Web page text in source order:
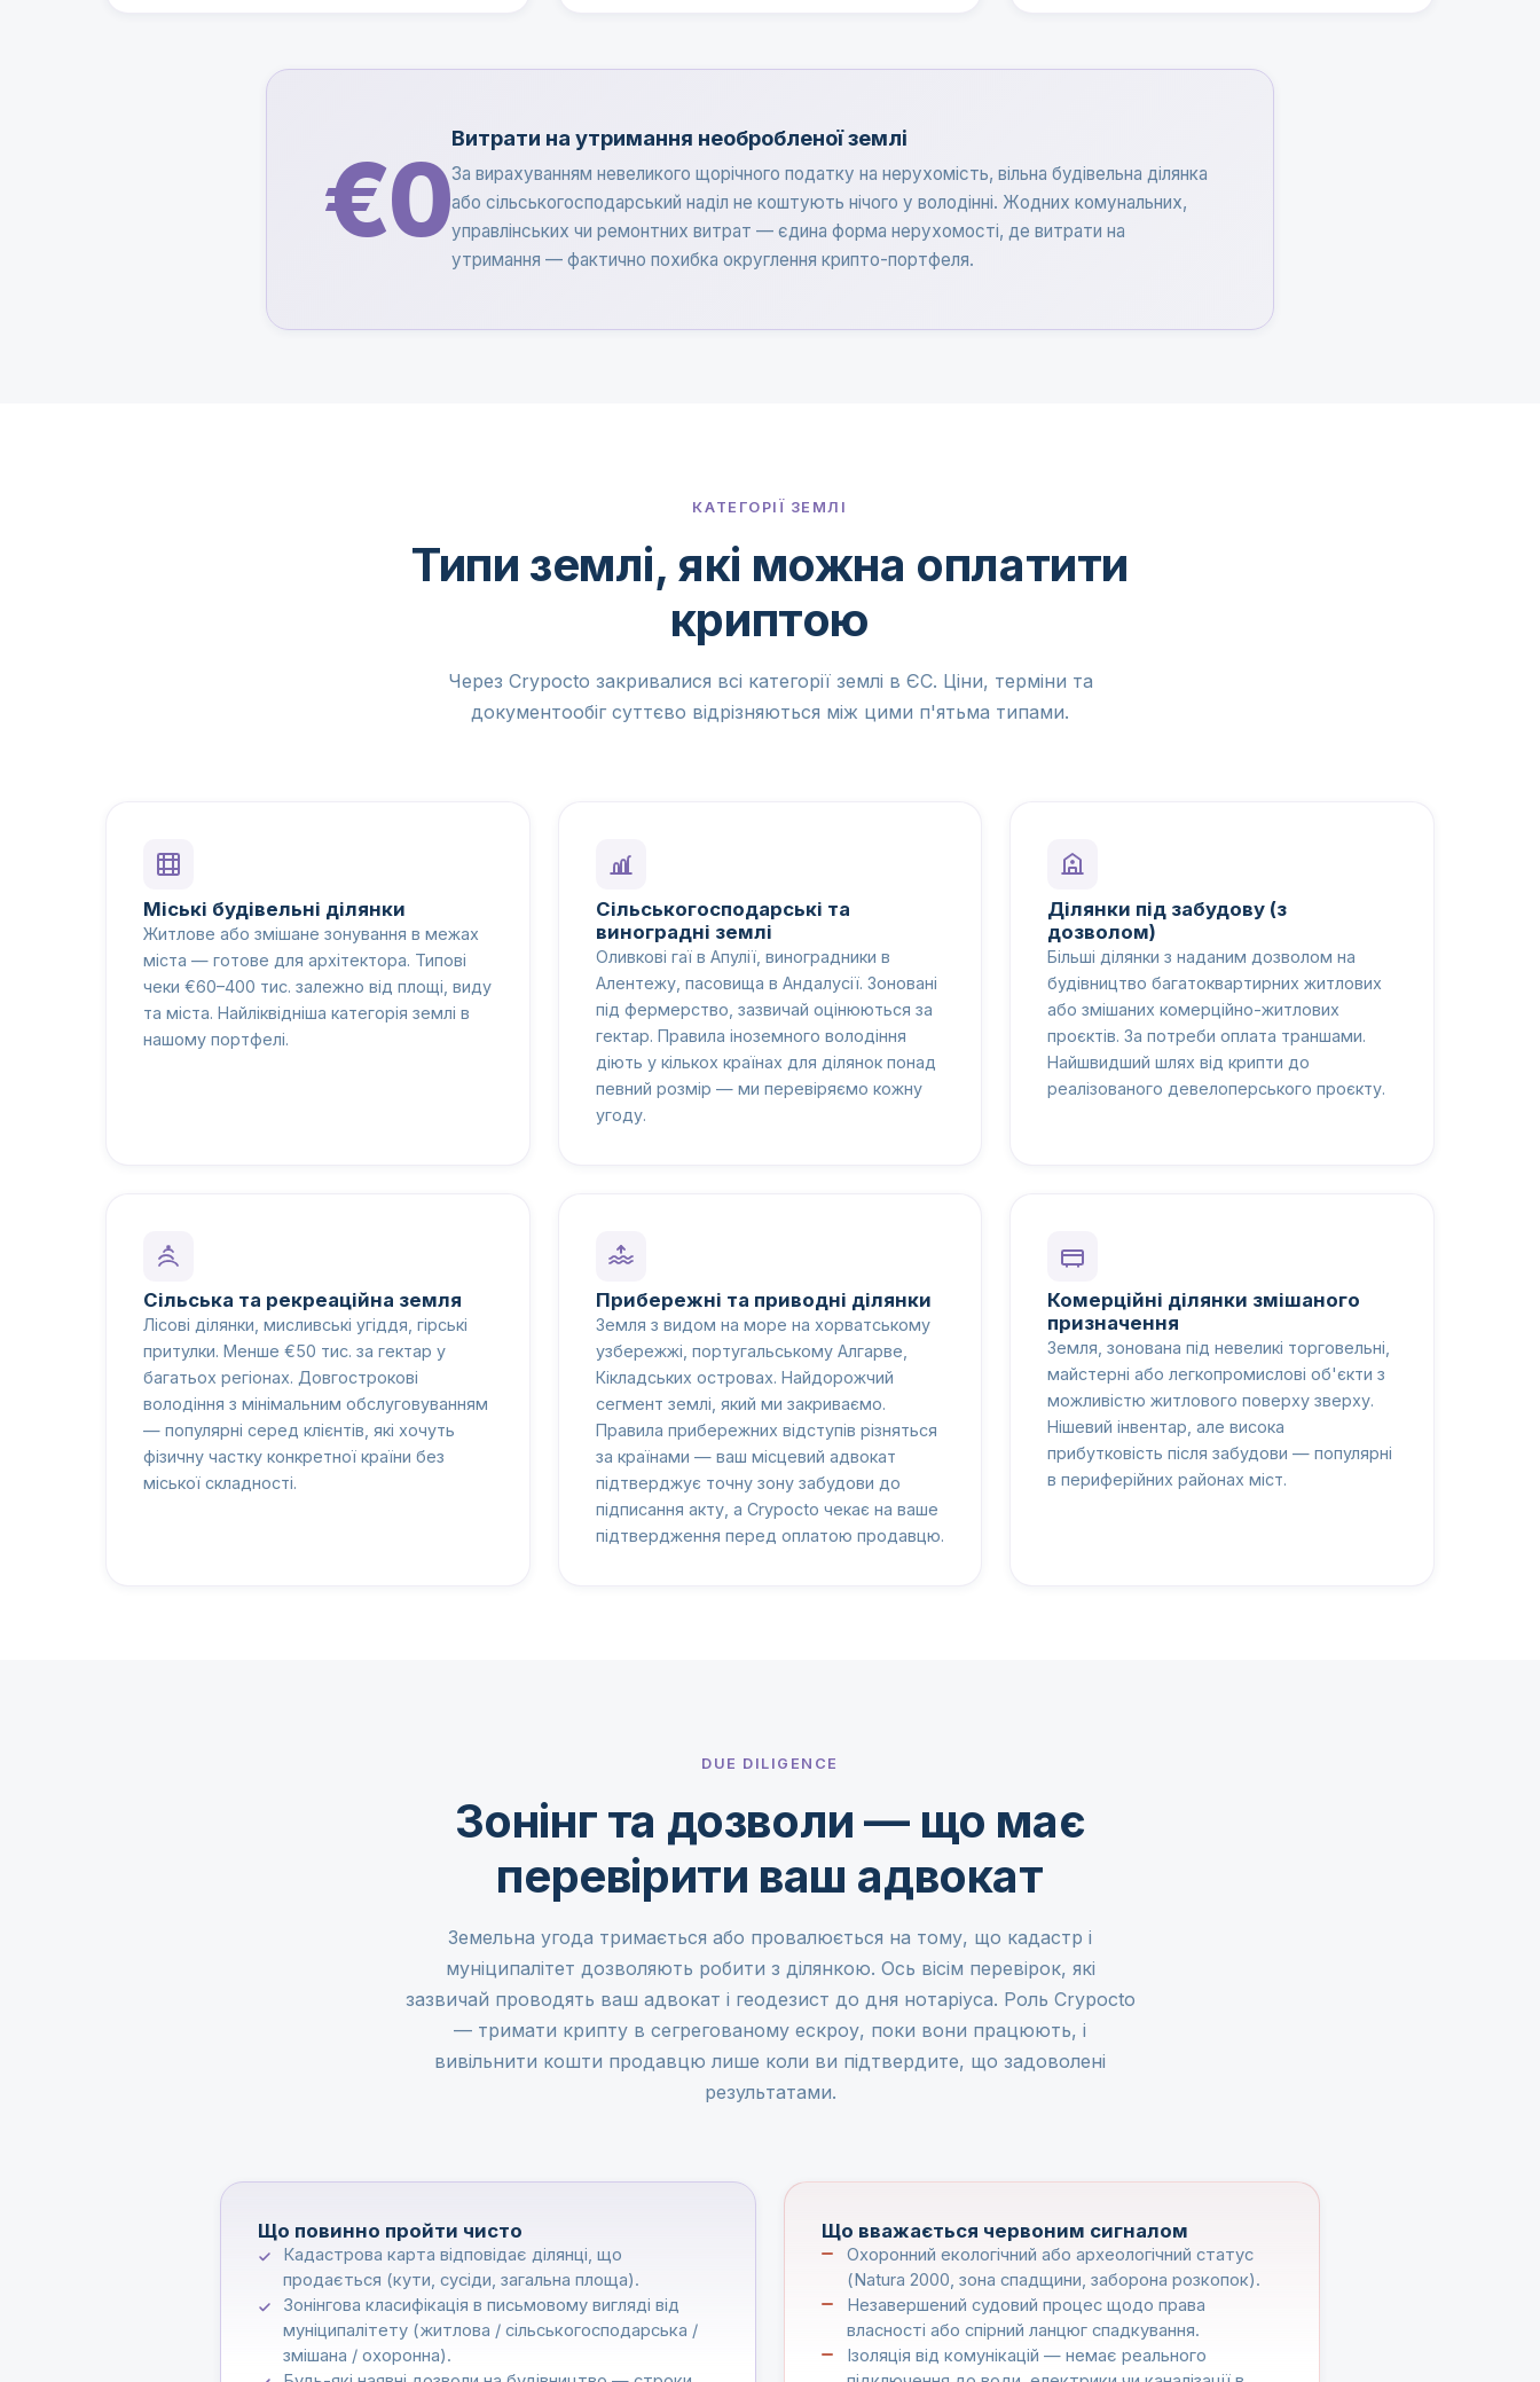
€0
Витрати на утримання необробленої землі
За вирахуванням невеликого щорічного податку на нерухомість, вільна будівельна ділянка
або сільськогосподарський наділ не коштують нічого у володінні. Жодних комунальних,
управлінських чи ремонтних витрат — єдина форма нерухомості, де витрати на
утримання — фактично похибка округлення крипто-портфеля.
КАТЕГОРІЇ ЗЕМЛІ
Типи землі, які можна оплатити
криптою
Через Crypocto закривалися всі категорії землі в ЄС. Ціни, терміни та
документообіг суттєво відрізняються між цими п'ятьма типами.
Міські будівельні ділянки
Житлове або змішане зонування в межах
міста — готове для архітектора. Типові
чеки €60–400 тис. залежно від площі, виду
та міста. Найліквідніша категорія землі в
нашому портфелі.
Сільськогосподарські та
виноградні землі
Оливкові гаї в Апулії, виноградники в
Алентежу, пасовища в Андалусії. Зоновані
під фермерство, зазвичай оцінюються за
гектар. Правила іноземного володіння
діють у кількох країнах для ділянок понад
певний розмір — ми перевіряємо кожну
угоду.
Ділянки під забудову (з
дозволом)
Більші ділянки з наданим дозволом на
будівництво багатоквартирних житлових
або змішаних комерційно-житлових
проєктів. За потреби оплата траншами.
Найшвидший шлях від крипти до
реалізованого девелоперського проєкту.
Сільська та рекреаційна земля
Лісові ділянки, мисливські угіддя, гірські
притулки. Менше €50 тис. за гектар у
багатьох регіонах. Довгострокові
володіння з мінімальним обслуговуванням
— популярні серед клієнтів, які хочуть
фізичну частку конкретної країни без
міської складності.
Прибережні та приводні ділянки
Земля з видом на море на хорватському
узбережжі, португальському Алгарве,
Кікладських островах. Найдорожчий
сегмент землі, який ми закриваємо.
Правила прибережних відступів різняться
за країнами — ваш місцевий адвокат
підтверджує точну зону забудови до
підписання акту, а Crypocto чекає на ваше
підтвердження перед оплатою продавцю.
Комерційні ділянки змішаного
призначення
Земля, зонована під невеликі торговельні,
майстерні або легкопромислові об'єкти з
можливістю житлового поверху зверху.
Нішевий інвентар, але висока
прибутковість після забудови — популярні
в периферійних районах міст.
DUE DILIGENCE
Зонінг та дозволи — що має
перевірити ваш адвокат
Земельна угода тримається або провалюється на тому, що кадастр і
муніципалітет дозволяють робити з ділянкою. Ось вісім перевірок, які
зазвичай проводять ваш адвокат і геодезист до дня нотаріуса. Роль Crypocto
— тримати крипту в сегрегованому ескроу, поки вони працюють, і
вивільнити кошти продавцю лише коли ви підтвердите, що задоволені
результатами.
Що повинно пройти чисто
Кадастрова карта відповідає ділянці, що
продається (кути, сусіди, загальна площа).
Зонінгова класифікація в письмовому вигляді від
муніципалітету (житлова / сільськогосподарська /
змішана / охоронна).
Що вважається червоним сигналом
Охоронний екологічний або археологічний статус
(Natura 2000, зона спадщини, заборона розкопок).
Незавершений судовий процес щодо права
власності або спірний ланцюг спадкування.
Ізоляція від комунікацій — немає реального